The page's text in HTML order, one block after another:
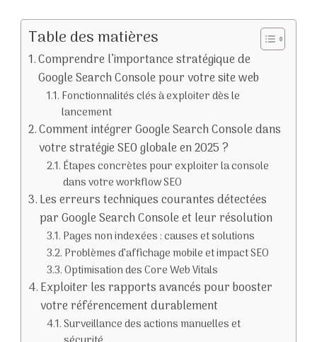
Table des matières
Comprendre l’importance stratégique de
Google Search Console pour votre site web
Fonctionnalités clés à exploiter dès le
lancement
Comment intégrer Google Search Console dans
votre stratégie SEO globale en 2025 ?
Étapes concrètes pour exploiter la console
dans votre workflow SEO
Les erreurs techniques courantes détectées
par Google Search Console et leur résolution
Pages non indexées : causes et solutions
Problèmes d’affichage mobile et impact SEO
Optimisation des Core Web Vitals
Exploiter les rapports avancés pour booster
votre référencement durablement
Surveillance des actions manuelles et